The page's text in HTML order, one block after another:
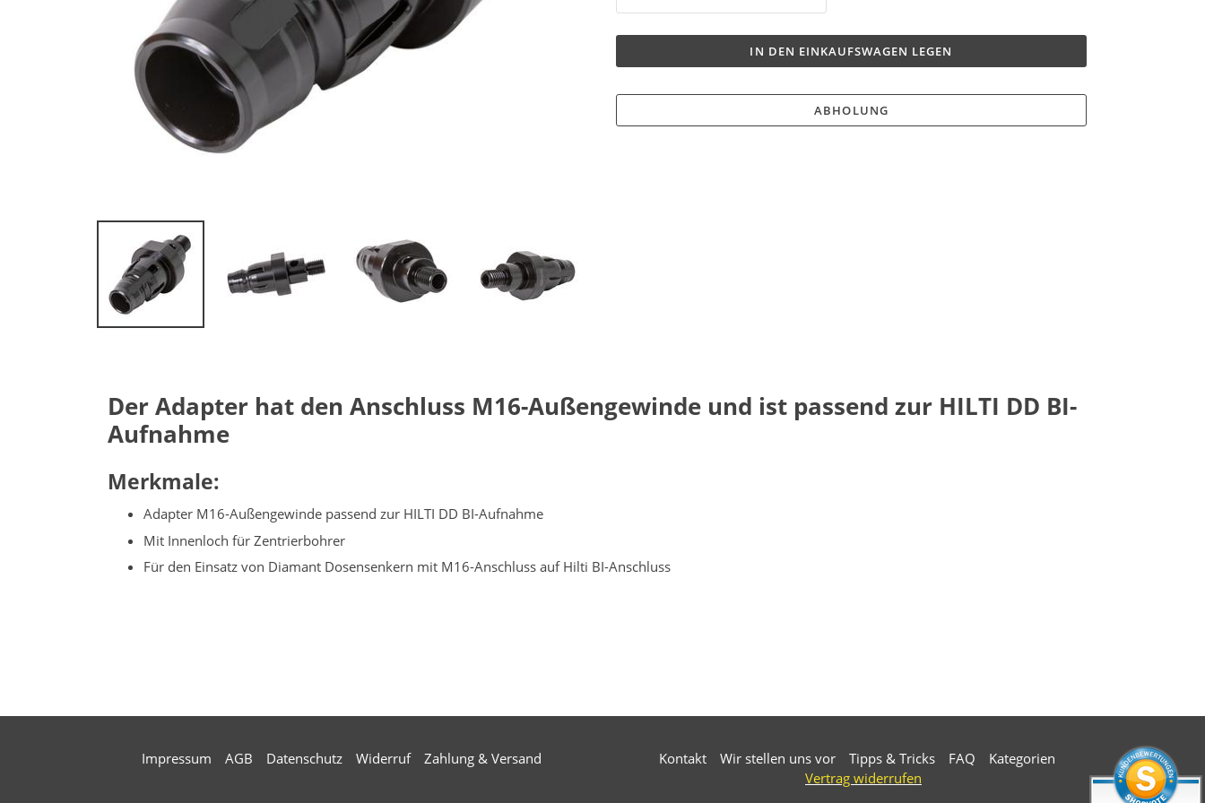
IN DEN EINKAUFSWAGEN LEGEN
ABHOLUNG
Der Adapter hat den Anschluss M16-Außengewinde und ist passend zur HILTI DD BI-
Aufnahme
Merkmale:
Adapter M16-Außengewinde passend zur HILTI DD BI-Aufnahme
Mit Innenloch für Zentrierbohrer
Für den Einsatz von Diamant Dosensenkern mit M16-Anschluss auf Hilti BI-Anschluss
Impressum AGB Datenschutz Widerruf Zahlung & Versand Kontakt Wir stellen uns vor Tipps & Tricks FAQ
Kategorien
Vertrag widerrufen